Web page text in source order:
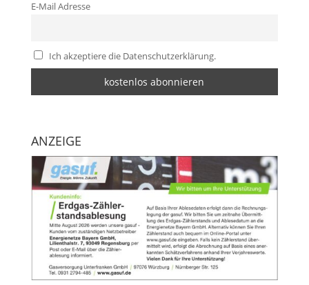
E-Mail Adresse
Ich akzeptiere die Datenschutzerklärung.
ANZEIGE